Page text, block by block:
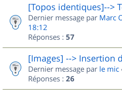
[Topos identiques]-->
Dernier message par Marc
18:12
Réponses : 57
[Images] --> Insertion
Dernier message par le mic
Réponses : 26